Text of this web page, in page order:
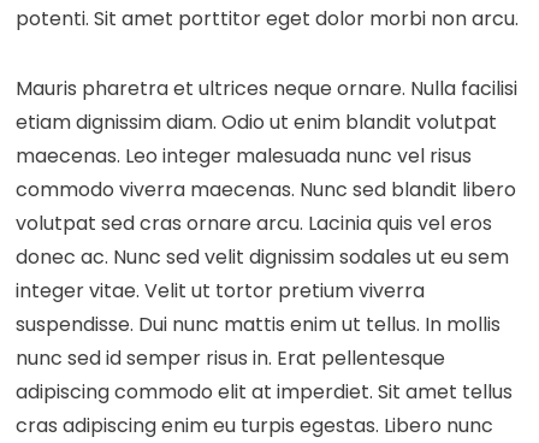
potenti. Sit amet porttitor eget dolor morbi non arcu.
Mauris pharetra et ultrices neque ornare. Nulla facilisi
etiam dignissim diam. Odio ut enim blandit volutpat
maecenas. Leo integer malesuada nunc vel risus
commodo viverra maecenas. Nunc sed blandit libero
volutpat sed cras ornare arcu. Lacinia quis vel eros
donec ac. Nunc sed velit dignissim sodales ut eu sem
integer vitae. Velit ut tortor pretium viverra
suspendisse. Dui nunc mattis enim ut tellus. In mollis
nunc sed id semper risus in. Erat pellentesque
adipiscing commodo elit at imperdiet. Sit amet tellus
cras adipiscing enim eu turpis egestas. Libero nunc